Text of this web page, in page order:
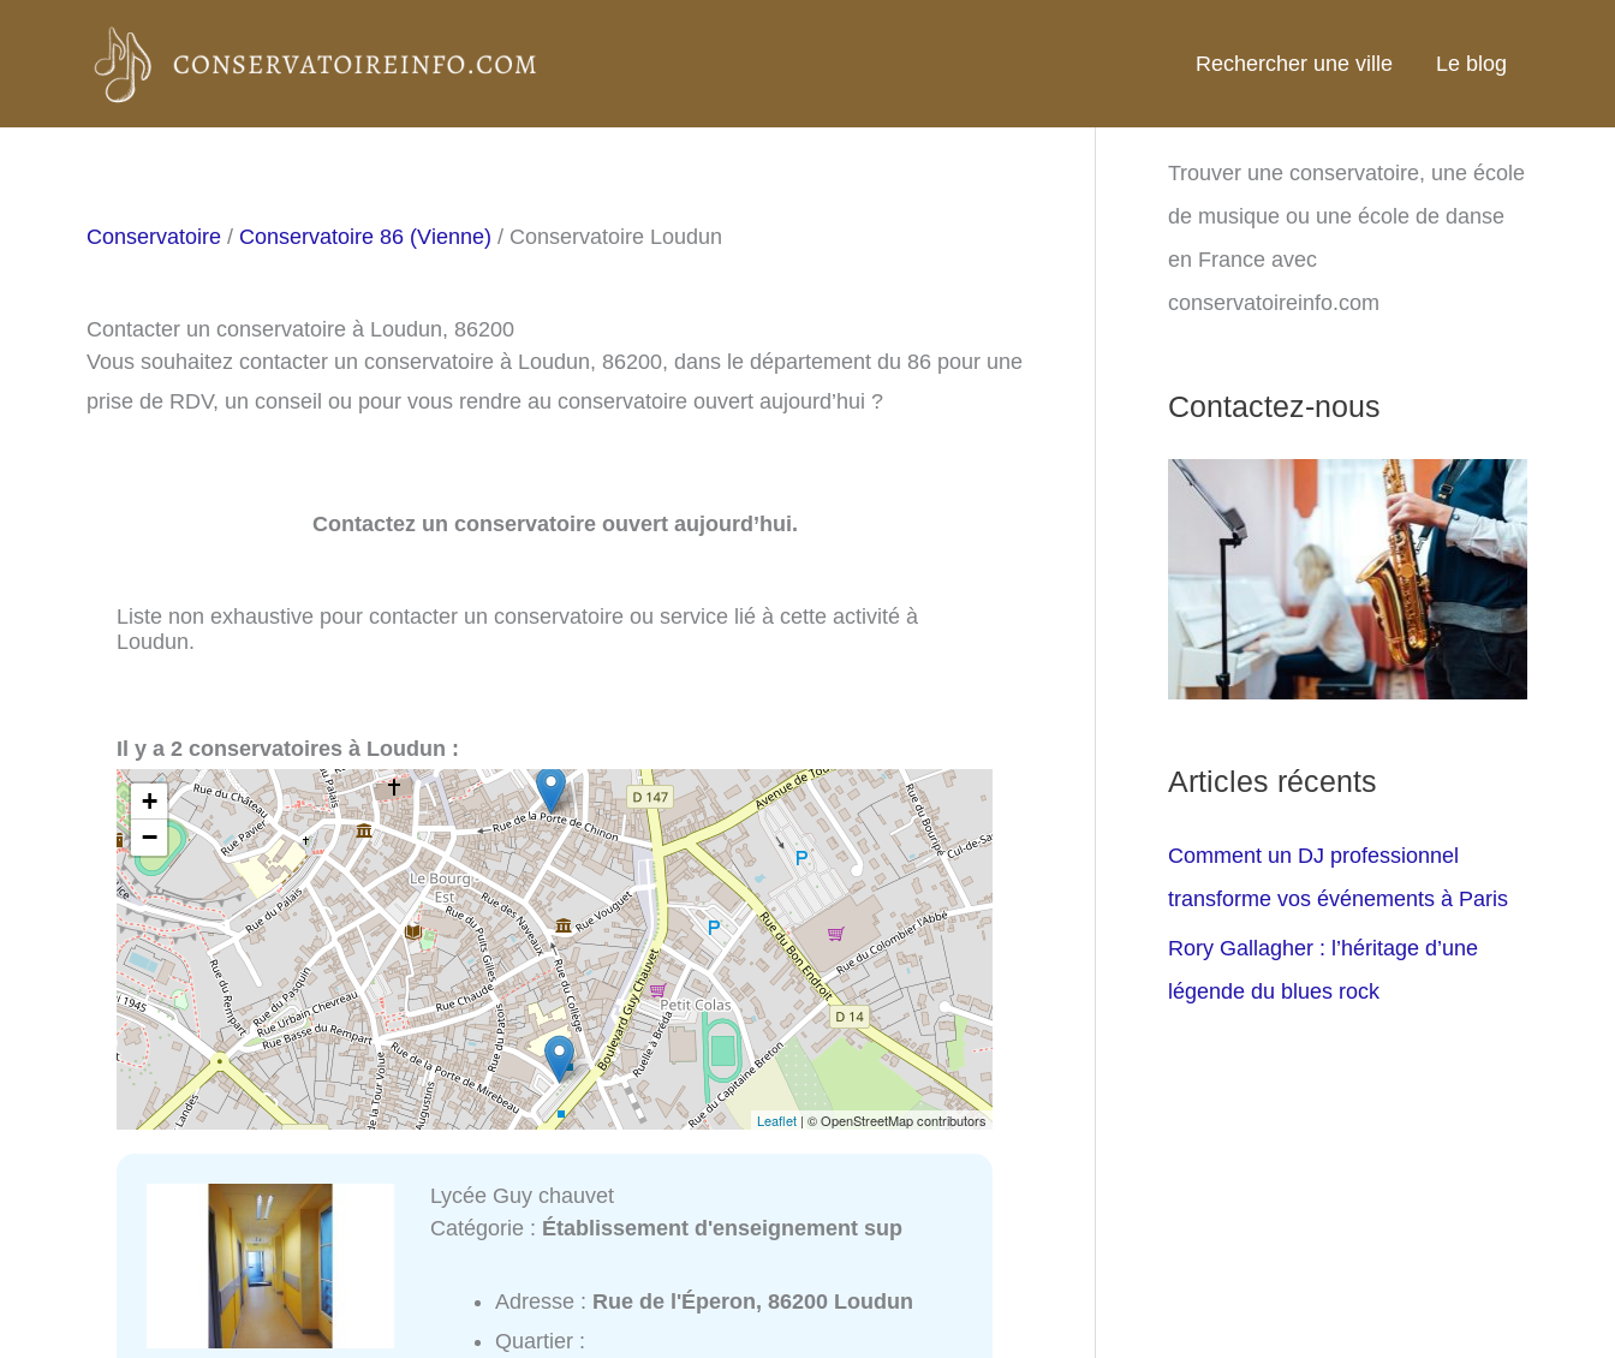
Rechercher une ville Le blog
Conservatoire / Conservatoire 86 (Vienne) / Conservatoire Loudun
Contacter un conservatoire à Loudun, 86200
Vous souhaitez contacter un conservatoire à Loudun, 86200, dans le département du 86 pour une
prise de RDV, un conseil ou pour vous rendre au conservatoire ouvert aujourd’hui ?
Contactez un conservatoire ouvert aujourd’hui.
Liste non exhaustive pour contacter un conservatoire ou service lié à cette activité à
Loudun.
Il y a 2 conservatoires à Loudun :
+
−
Leaflet | © OpenStreetMap contributors
Lycée Guy chauvet
Catégorie : Établissement d'enseignement sup
Adresse : Rue de l'Éperon, 86200 Loudun
Quartier :
Trouver une conservatoire, une école
de musique ou une école de danse
en France avec
conservatoireinfo.com
Contactez-nous
Articles récents
Comment un DJ professionnel
transforme vos événements à Paris
Rory Gallagher : l’héritage d’une
légende du blues rock